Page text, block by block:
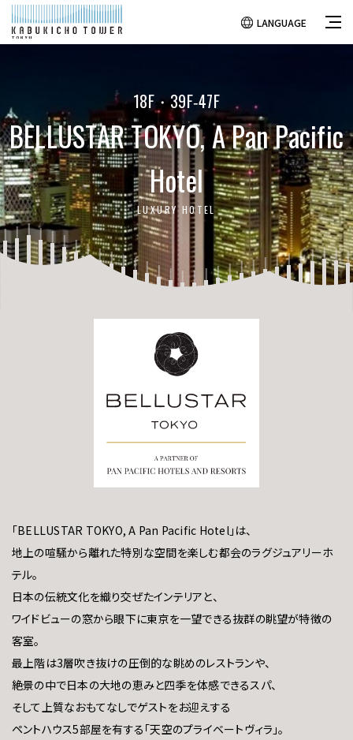
LANGUAGE
18F・39F‐47F
BELLUSTAR TOKYO, A Pan Pacific
Hotel
LUXURY HOTEL
「BELLUSTAR TOKYO, A Pan Pacific Hotel」は、
地上の喧騒から離れた特別な空間を楽しむ都会のラグジュアリーホ
テル。
日本の伝統文化を織り交ぜたインテリアと、
ワイドビューの窓から眼下に東京を一望できる抜群の眺望が特徴の
客室。
最上階は3層吹き抜けの圧倒的な眺めのレストランや、
絶景の中で日本の大地の恵みと四季を体感できるスパ、
そして上質なおもてなしでゲストをお迎えする
ペントハウス5部屋を有する「天空のプライベートヴィラ」。